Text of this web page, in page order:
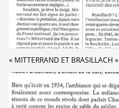
« MITTERRAND ET BRASILLACH »